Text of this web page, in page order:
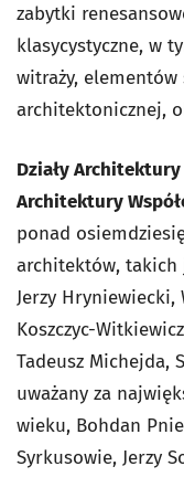
zabytki
klasycystyczne, w
witraży,
architektonicznej,
Działy Architektury
Architektury
ponad
architektów, takich
Jerzy Hryniewiecki,
Koszczyc-
Tadeusz Michejda,
uważany za
wieku, Bohdan
Syrkusowie, Jerzy